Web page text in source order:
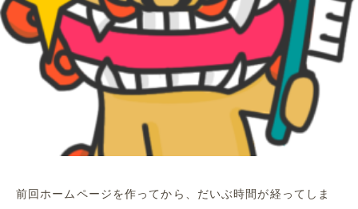
前回ホームページを作ってから、だいぶ時間が経ってしま